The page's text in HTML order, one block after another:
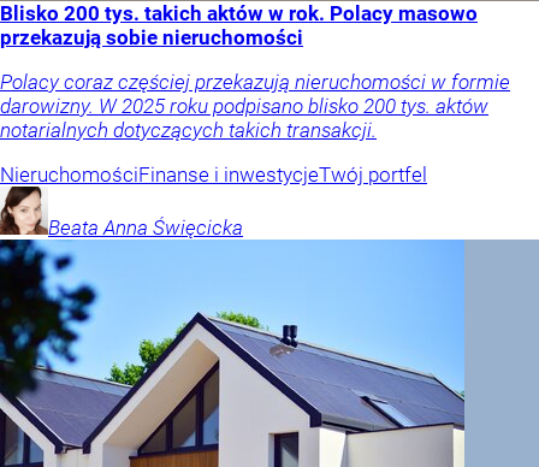
Blisko 200 tys. takich aktów w rok. Polacy masowo
przekazują sobie nieruchomości
Polacy coraz częściej przekazują nieruchomości w formie
darowizny. W 2025 roku podpisano blisko 200 tys. aktów
notarialnych dotyczących takich transakcji.
NieruchomościFinanse i inwestycjeTwój portfel
Beata Anna Święcicka